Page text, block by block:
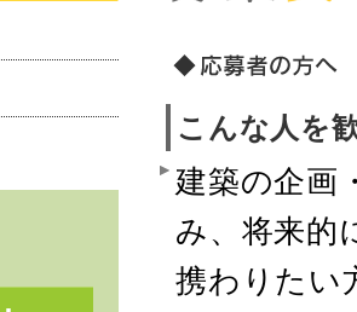
こんな人を
建築の企画
み、将来的
携わりたい